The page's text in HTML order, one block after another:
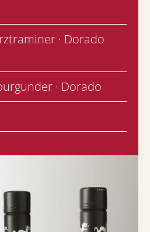
· Dorado
· Dorado